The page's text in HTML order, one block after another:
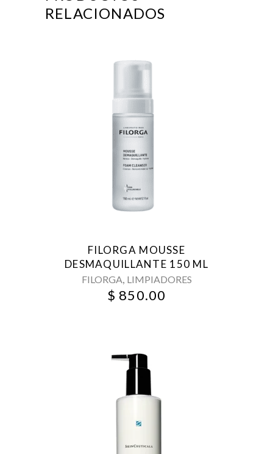
RELACIONADOS
FILORGA MOUSSE
DESMAQUILLANTE 150 ML
FILORGA, LIMPIADORES
$ 850.00